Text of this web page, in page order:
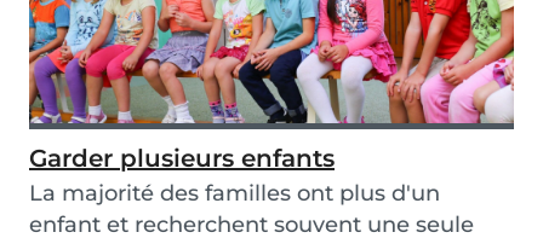
Garder plusieurs enfants
La majorité des familles ont plus d'un
enfant et recherchent souvent une seule